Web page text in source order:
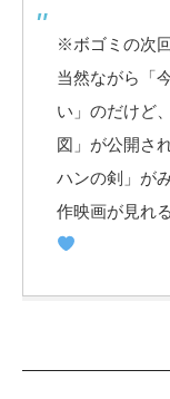
※ボゴミの次
当然ながら「
い」のだけど
図」が公開さ
ハンの剣」が
作映画が見れ